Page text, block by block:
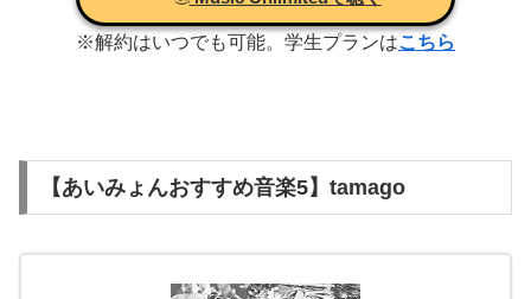
※解約はいつでも可能。学生プランはこちら
【あいみょんおすすめ音楽5】tamago